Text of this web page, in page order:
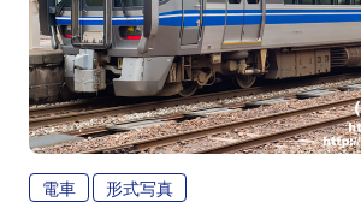
電車 形式写真